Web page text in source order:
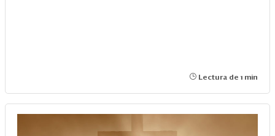
Lectura de 1 min